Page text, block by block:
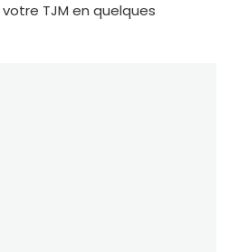
TJM en quelques